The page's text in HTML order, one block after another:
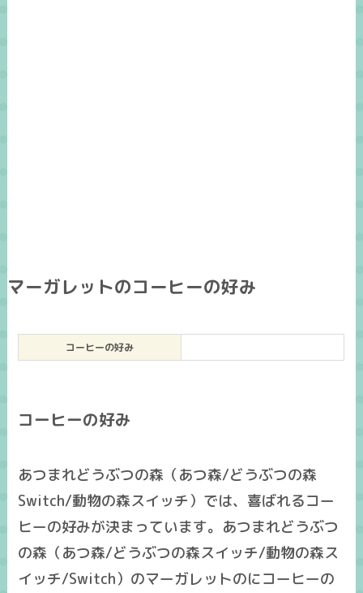
マーガレットのコーヒーの好み
コーヒーの好み
コーヒーの好み
あつまれどうぶつの森（あつ森/どうぶつの森
Switch/動物の森スイッチ）では、喜ばれるコー
ヒーの好みが決まっています。あつまれどうぶつ
の森（あつ森/どうぶつの森スイッチ/動物の森ス
イッチ/Switch）のマーガレットのにコーヒーの